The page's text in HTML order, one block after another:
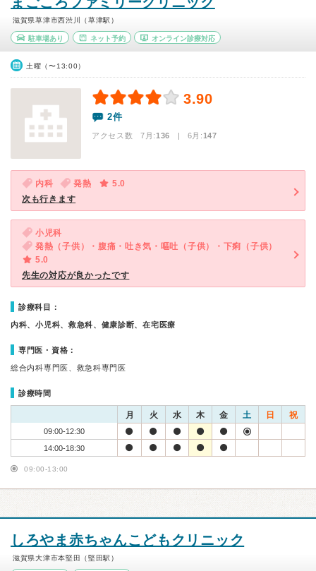
滋賀県草津市西渋川（草津駅）
駐車場あり ネット予約 オンライン診療対応
土曜（〜13:00）
3.90
2件
アクセス数 7月:136 | 6月:147
内科 発熱
5.0
次も行きます
小児科
発熱（子供）・腹痛・吐き気・嘔吐（子供）・下痢（子供）
5.0
先生の対応が良かったです
診療科目：
内科、小児科、救急科、健康診断、在宅医療
専門医・資格：
総合内科専門医、救急科専門医
診療時間
月 火 水 木 金 土 日 祝
09:00-12:30
14:00-18:30
09:00-13:00
しろやま赤ちゃんこどもクリニック
滋賀県大津市本堅田（堅田駅）